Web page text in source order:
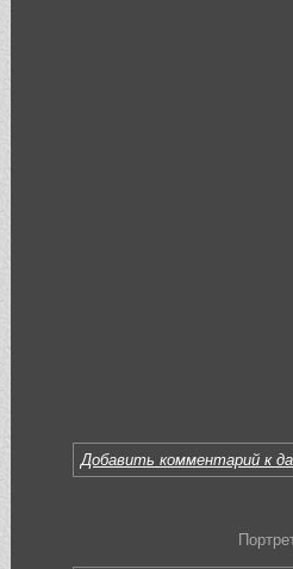
Добавить комментарий к